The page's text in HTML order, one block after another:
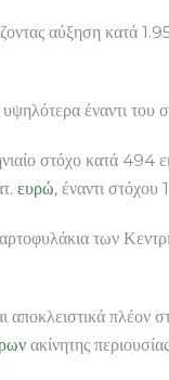
αύξηση κατά
έναντι του
στόχο κατά 494
ευρώ, έναντι στόχου
των
πλέον
ακίνητης